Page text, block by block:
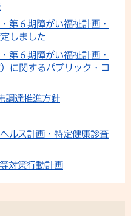
第６期障がい福祉計画・
しました
第６期障がい福祉計画・
に関するパブリック・コ
調達推進方針
ルス計画・特定健康診査
対策行動計画